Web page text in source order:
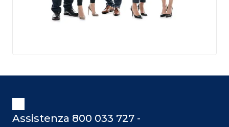
Assistenza 800 033 727 -